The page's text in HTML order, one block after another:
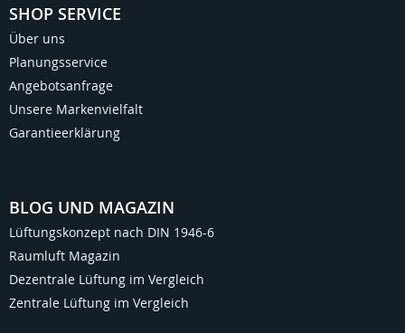
SHOP SERVICE
Über uns
Planungsservice
Angebotsanfrage
Unsere Markenvielfalt
Garantieerklärung
BLOG UND MAGAZIN
Lüftungskonzept nach DIN 1946-6
Raumluft Magazin
Dezentrale Lüftung im Vergleich
Zentrale Lüftung im Vergleich